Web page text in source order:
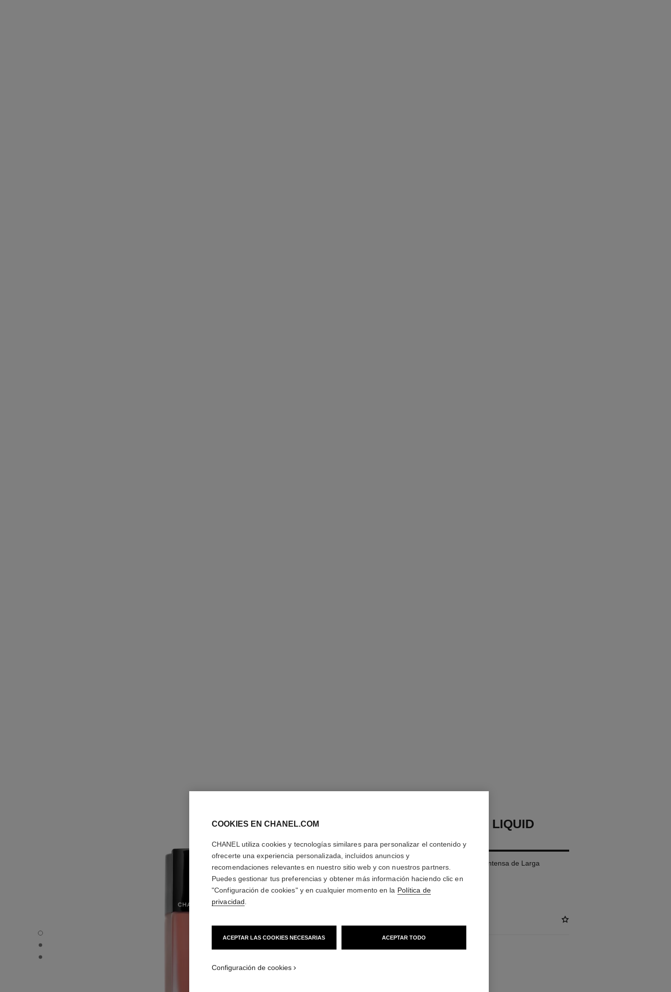
ROUGE ALLURE LIQUID VELVET - Vista por defecto
ROUGE ALLURE LIQUID VELVET - Vista alternativa 1
ROUGE ALLURE LIQUID VELVET - Vista de la textura básica
ROUGE ALLURE LIQUID
VELVET
Barra de Labios Líquida Mate Intensa de Larga
Duración
Más información
COOKIES EN CHANEL.COM
CHANEL utiliza cookies y tecnologías similares para personalizar el contenido y
ofrecerte una experiencia personalizada, incluidos anuncios y
recomendaciones relevantes en nuestro sitio web y con nuestros partners.
Puedes gestionar tus preferencias y obtener más información haciendo clic en
"Configuración de cookies" y en cualquier momento en la Política de
privacidad
ACEPTAR LAS COOKIES NECESARIAS ACEPTAR TODO
Configuración de cookies